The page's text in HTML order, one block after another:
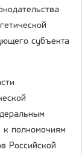
субъекта
к полномочиям
Российской